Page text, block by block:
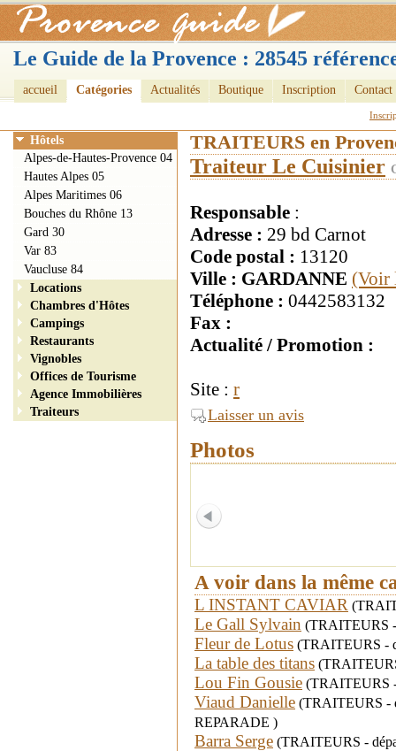
Le Guide de la Provence : 28545
accueil Catégories Actualités Boutique Inscription Contact
TRAITEURS en
Traiteur Le Cuisinier
Responsable :
Adresse : 29 bd Carnot
Code postal : 13120
Ville : GARDANNE (Voir
Téléphone : 0442583132
Fax :
Actualité / Promotion :
Site : r
Laisser un avis
Photos
A voir dans la même
L INSTANT CAVIAR
Le Gall Sylvain (TRAITEURS
Fleur de Lotus (TRAITEURS -
La table des titans
Lou Fin Gousie (TRAITEURS
Viaud Danielle (TRAITEURS -
REPARADE )
Barra Serge (TRAITEURS -
Hôtels
Alpes-de-Hautes-Provence 04
Hautes Alpes 05
Alpes Maritimes 06
Bouches du Rhône 13
Gard 30
Var 83
Vaucluse 84
Locations
Chambres d'Hôtes
Campings
Restaurants
Vignobles
Offices de Tourisme
Agence Immobilières
Traiteurs